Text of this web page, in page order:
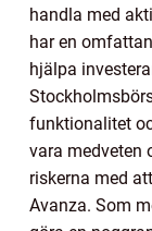
handla med
har en
hjälpa
funktionalitet
vara medveten
riskerna med
Avanza. Som